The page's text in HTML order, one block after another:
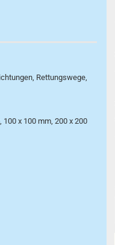
Rettungswege,
x 100 mm, 200 x 200